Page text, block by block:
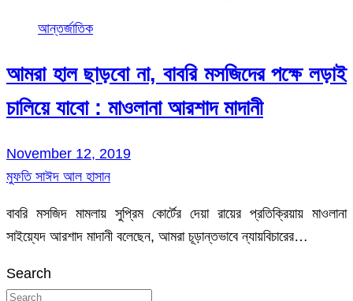
আন্তর্জাতিক
আমরা হাল ছাড়বো না, বাবরি মসজিদের পক্ষে লড়াই
চালিয়ে যাবো : মাওলানা আরশাদ মাদানী
November 12, 2019
মুফতি সাঈদ আল হাসান
বাবরি মসজিদ মামলায় সুপ্রিম কোর্টের দেয়া রায়ের প্রতিক্রিয়ায় মাওলানা
সাইয়্যেদ আরশাদ মাদানী বলেছেন, আমরা চূড়ান্তভাবে ন্যায়বিচারের…
Search